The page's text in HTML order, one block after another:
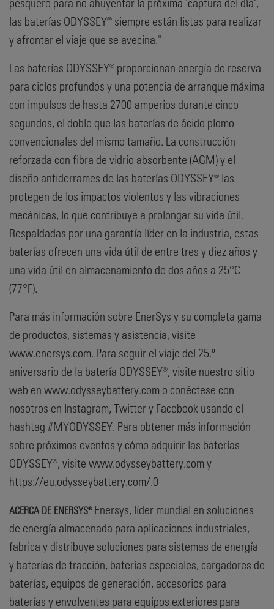
las baterías ODYSSEY® siempre están listas para realizar
y afrontar el viaje que se avecina."
Las baterías ODYSSEY® proporcionan energía de reserva
para ciclos profundos y una potencia de arranque máxima
con impulsos de hasta 2700 amperios durante cinco
segundos, el doble que las baterías de ácido plomo
convencionales del mismo tamaño. La construcción
reforzada con fibra de vidrio absorbente (AGM) y el
diseño antiderrames de las baterías ODYSSEY® las
protegen de los impactos violentos y las vibraciones
mecánicas, lo que contribuye a prolongar su vida útil.
Respaldadas por una garantía líder en la industria, estas
baterías ofrecen una vida útil de entre tres y diez años y
una vida útil en almacenamiento de dos años a 25°C
(77°F).
Para más información sobre EnerSys y su completa gama
de productos, sistemas y asistencia, visite
www.enersys.com. Para seguir el viaje del 25.º
aniversario de la batería ODYSSEY®, visite nuestro sitio
web en www.odysseybattery.com o conéctese con
nosotros en Instagram, Twitter y Facebook usando el
hashtag #MYODYSSEY. Para obtener más información
sobre próximos eventos y cómo adquirir las baterías
ODYSSEY®, visite www.odysseybattery.com y
https://eu.odysseybattery.com/.0
ACERCA DE ENERSYS® Enersys, líder mundial en soluciones
de energía almacenada para aplicaciones industriales,
fabrica y distribuye soluciones para sistemas de energía
y baterías de tracción, baterías especiales, cargadores de
baterías, equipos de generación, accesorios para
baterías y envolventes para equipos exteriores para